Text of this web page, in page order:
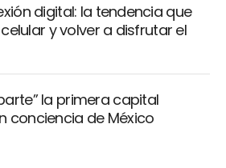
digital: la tendencia que
y volver a disfrutar el
la primera capital
conciencia de México